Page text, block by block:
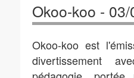
Okoo-koo -
Okoo-koo est
divertissement